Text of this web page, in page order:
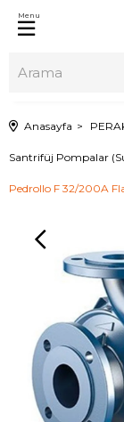
Menu
Anasayfa
Santrifüj Pompalar
Pedrollo F 32/200A